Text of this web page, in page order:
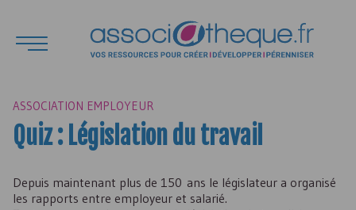
ASSOCIATION EMPLOYEUR
Quiz : Législation du travail
Depuis maintenant plus de 150 ans le législateur a organisé
les rapports entre employeur et salarié.